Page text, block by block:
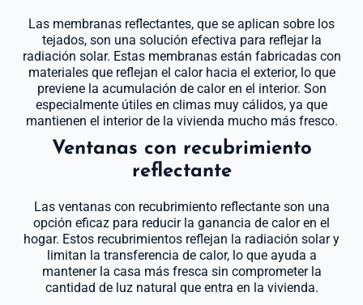
Las membranas reflectantes, que se aplican sobre los
tejados, son una solución efectiva para reflejar la
radiación solar. Estas membranas están fabricadas con
materiales que reflejan el calor hacia el exterior, lo que
previene la acumulación de calor en el interior. Son
especialmente útiles en climas muy cálidos, ya que
mantienen el interior de la vivienda mucho más fresco.
Ventanas con recubrimiento
reflectante
Las ventanas con recubrimiento reflectante son una
opción eficaz para reducir la ganancia de calor en el
hogar. Estos recubrimientos reflejan la radiación solar y
limitan la transferencia de calor, lo que ayuda a
mantener la casa más fresca sin comprometer la
cantidad de luz natural que entra en la vivienda.